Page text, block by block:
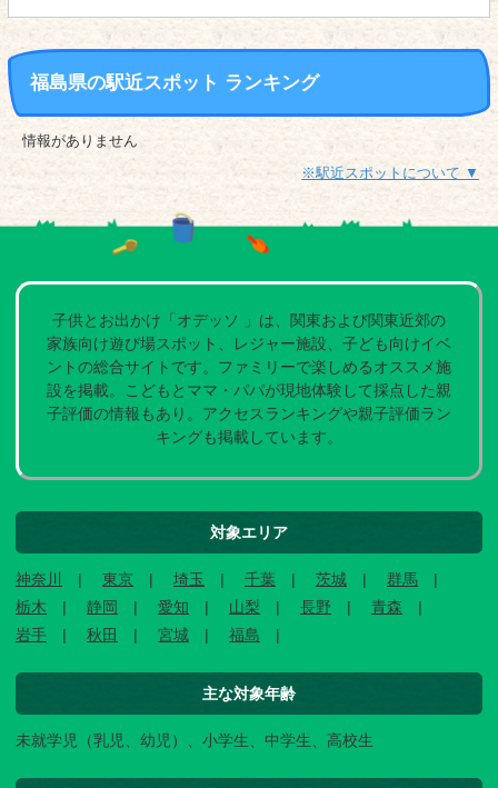
福島県の駅近スポット ランキング
情報がありません
※駅近スポットについて ▼
子供とお出かけ「オデッソ 」は、関東および関東近郊の
家族向け遊び場スポット、レジャー施設、子ども向けイベ
ントの総合サイトです。ファミリーで楽しめるオススメ施
設を掲載。こどもとママ・パパが現地体験して採点した親
子評価の情報もあり。アクセスランキングや親子評価ラン
キングも掲載しています。
対象エリア
神奈川 東京 埼玉 千葉 茨城
群馬
栃木
静岡 愛知 山梨 長野
青森
岩手
秋田 宮城 福島
主な対象年齢
未就学児（乳児、幼児）、小学生、中学生、高校生